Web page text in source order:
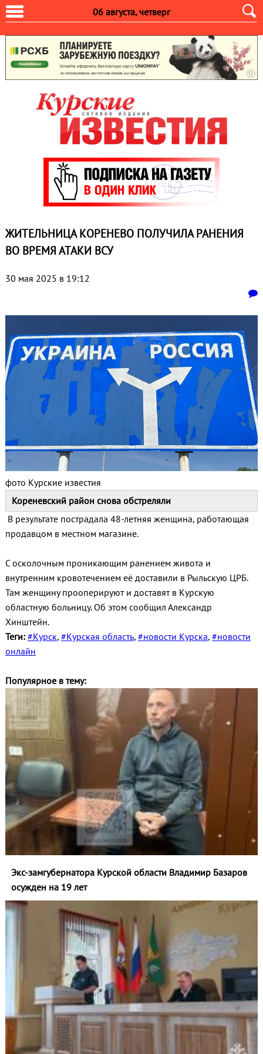
06 августа, четверг
ЖИТЕЛЬНИЦА КОРЕНЕВО ПОЛУЧИЛА РАНЕНИЯ
ВО ВРЕМЯ АТАКИ ВСУ
30 мая 2025 в 19:12
фото Курские известия
Кореневский район снова обстреляли
В результате пострадала 48-летняя женщина, работающая
продавцом в местном магазине.
С осколочным проникающим ранением живота и
внутренним кровотечением её доставили в Рыльскую ЦРБ.
Там женщину прооперируют и доставят в Курскую
областную больницу. Об этом сообщил Александр
Хинштейн.
Теги: #Курск, #Курская область, #новости Курска, #новости
онлайн
Популярное в тему:
Экс-замгубернатора Курской области Владимир Базаров
осужден на 19 лет